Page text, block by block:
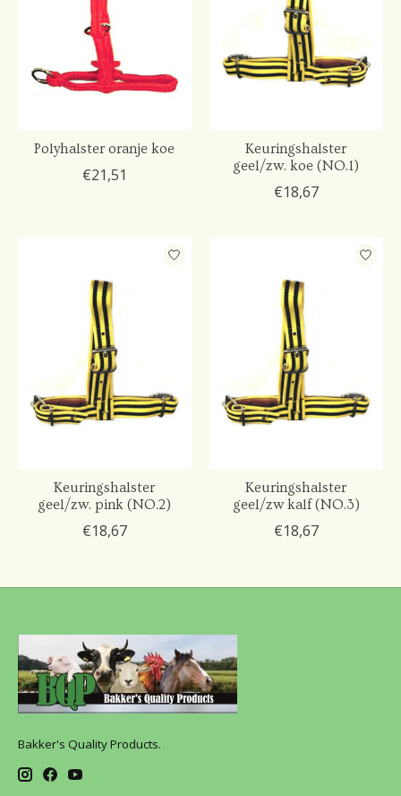
Polyhalster oranje koe
€21,51
Keuringshalster
geel/zw. koe (NO.1)
€18,67
Keuringshalster
geel/zw. pink (NO.2)
€18,67
Keuringshalster
geel/zw kalf (NO.3)
€18,67
Bakker's Quality Products.